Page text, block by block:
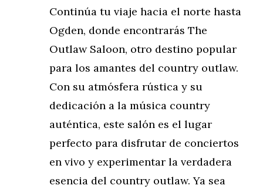
Continúa tu viaje hacia el norte hasta
Ogden, donde encontrarás The
Outlaw Saloon, otro destino popular
para los amantes del country outlaw.
Con su atmósfera rústica y su
dedicación a la música country
auténtica, este salón es el lugar
perfecto para disfrutar de conciertos
en vivo y experimentar la verdadera
esencia del country outlaw. Ya sea